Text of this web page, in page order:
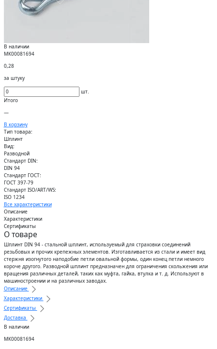
В наличии
МК00081694
0,28
за штуку
шт.
Итого
—
В корзину
Тип товара:
Шплинт
Вид:
Разводной
Стандарт DIN:
DIN 94
Стандарт ГОСТ:
ГОСТ 397-79
Стандарт ISO/ART/WS:
ISO 1234
Все характеристики
Описание
Характеристики
Сертификаты
О товаре
Шплинт DIN 94 - стальной шплинт, используемый для страховки соединений
резьбовых и прочих крепежных элементов. Изготавливается из стали и имеет вид
стержня изогнутого наподобие петли овальной формы, один конец петли немного
короче другого. Разводной шплинт предназначен для ограничения скольжения или
вращения различных деталей, таких как муфта, гайка, втулка и т. д. Используют в
машиностроении и на различных заводах.
Описание
Характеристики
Сертификаты
Доставка
В наличии
МК00081694